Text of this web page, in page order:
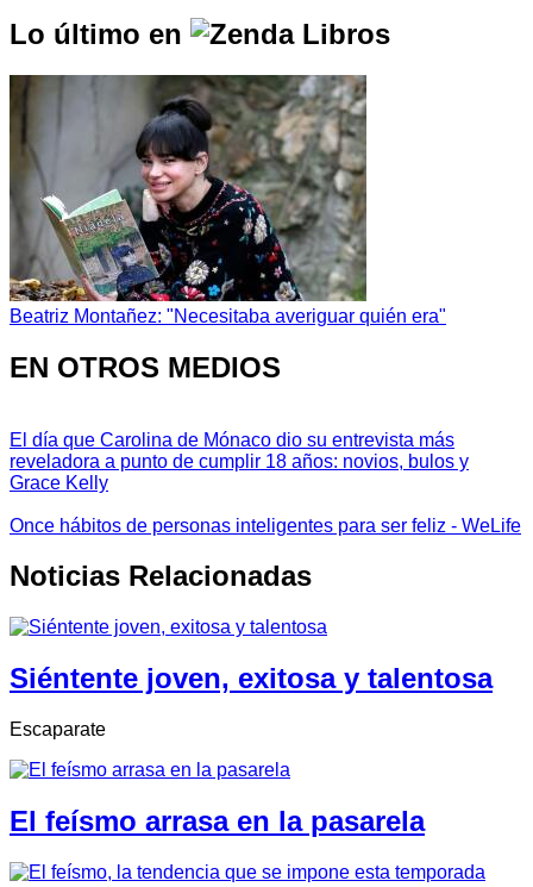
Lo último en
Beatriz Montañez: "Necesitaba averiguar quién era"
EN OTROS MEDIOS
El día que Carolina de Mónaco dio su entrevista más
reveladora a punto de cumplir 18 años: novios, bulos y
Grace Kelly
Once hábitos de personas inteligentes para ser feliz - WeLife
Noticias Relacionadas
Siéntente joven, exitosa y talentosa
Escaparate
El feísmo arrasa en la pasarela